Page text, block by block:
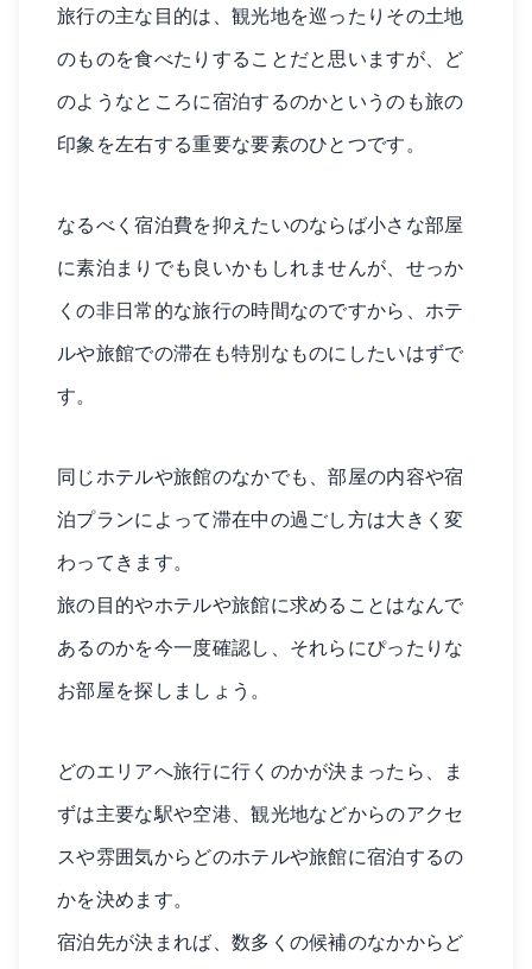
旅行の主な目的は、観光地を巡ったりその土地
のものを食べたりすることだと思いますが、ど
のようなところに宿泊するのかというのも旅の
印象を左右する重要な要素のひとつです。
なるべく宿泊費を抑えたいのならば小さな部屋
に素泊まりでも良いかもしれませんが、せっか
くの非日常的な旅行の時間なのですから、ホテ
ルや旅館での滞在も特別なものにしたいはずで
す。
同じホテルや旅館のなかでも、部屋の内容や宿
泊プランによって滞在中の過ごし方は大きく変
わってきます。
旅の目的やホテルや旅館に求めることはなんで
あるのかを今一度確認し、それらにぴったりな
お部屋を探しましょう。
どのエリアへ旅行に行くのかが決まったら、ま
ずは主要な駅や空港、観光地などからのアクセ
スや雰囲気からどのホテルや旅館に宿泊するの
かを決めます。
宿泊先が決まれば、数多くの候補のなかからど